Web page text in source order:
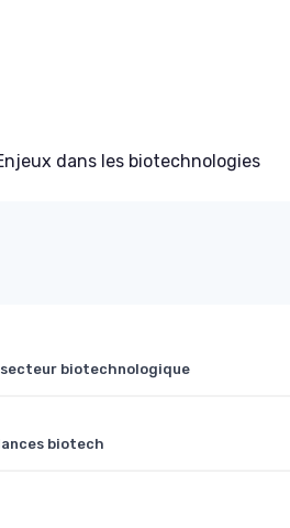
dans les biotechnologies
secteur biotechnologique
biotech